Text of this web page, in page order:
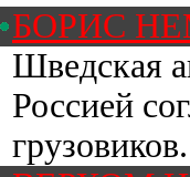
БОРИС
Шведская
Россией